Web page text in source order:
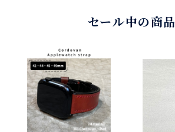
縫い YKKエクセラファスナ
ー使用 一点モノ 壊れないセール中の商品